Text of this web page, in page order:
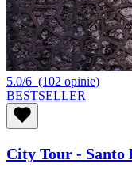
5.0/6 (102 opinie)
BESTSELLER
City Tour - Santo